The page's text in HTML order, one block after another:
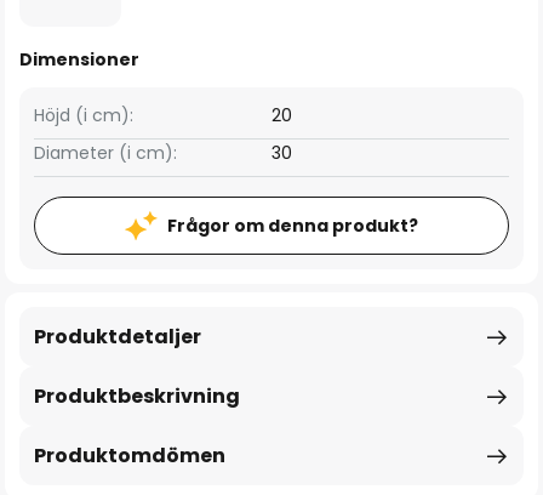
Dimensioner
Höjd (i cm):
20
Diameter (i cm):
30
Frågor om denna produkt?
Produktbeskrivning
Produktdetaljer
Produktomdömen